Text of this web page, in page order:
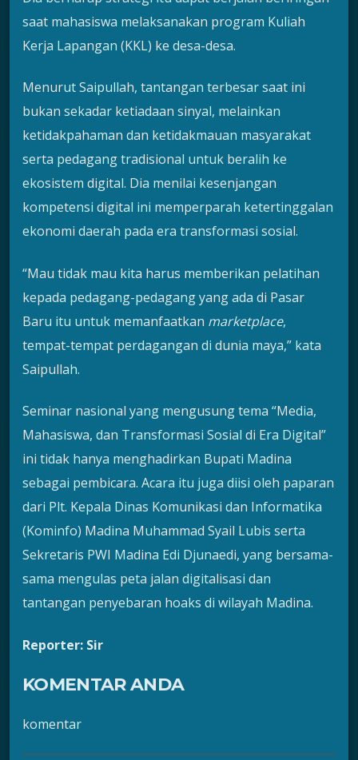
saat mahasiswa melaksanakan program Kuliah
Kerja Lapangan (KKL) ke desa-desa.
Menurut Saipullah, tantangan terbesar saat ini
bukan sekadar ketiadaan sinyal, melainkan
ketidakpahaman dan ketidakmauan masyarakat
serta pedagang tradisional untuk beralih ke
ekosistem digital. Dia menilai kesenjangan
kompetensi digital ini memperparah ketertinggalan
ekonomi daerah pada era transformasi sosial.
“Mau tidak mau kita harus memberikan pelatihan
kepada pedagang-pedagang yang ada di Pasar
Baru itu untuk memanfaatkan marketplace,
tempat-tempat perdagangan di dunia maya,” kata
Saipullah.
Seminar nasional yang mengusung tema “Media,
Mahasiswa, dan Transformasi Sosial di Era Digital”
ini tidak hanya menghadirkan Bupati Madina
sebagai pembicara. Acara itu juga diisi oleh paparan
dari Plt. Kepala Dinas Komunikasi dan Informatika
(Kominfo) Madina Muhammad Syail Lubis serta
Sekretaris PWI Madina Edi Djunaedi, yang bersama-
sama mengulas peta jalan digitalisasi dan
tantangan penyebaran hoaks di wilayah Madina.
Reporter: Sir
KOMENTAR ANDA
komentar